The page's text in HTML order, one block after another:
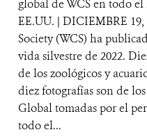
global de WCS en todo
EE.UU. | DICIEMBRE
Society (WCS) ha
vida silvestre de 2022.
de los zoológicos y
diez fotografías son de
Global tomadas por el
todo el...